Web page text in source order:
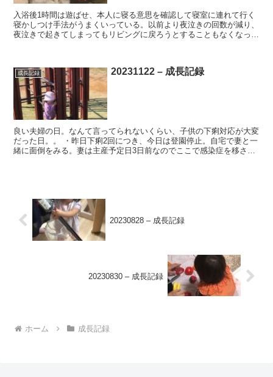
入浴後1時間は遊ばせ、本人に寝る意思を確認して寝室に連れて行く
寝かしつけ手法がうまくいっている。以前より夜泣きの回数が減り、
夜泣きで起きてしまってもリビングに戻ろうとすることもなくなっ
成長記録 20231122 – 成長記録
良い夫婦の日。なんて言ってられないくらい、子供の下痢対応が大変
だった日。。 ・昨日下痢2回につき、今日は登園停止。自宅で妻と一
緒に面倒をみる。妻は主産予定日3日前なのでここで感染症を移され
20230828 – 成長記録
20230830 – 成長記録
ホーム 成長記録